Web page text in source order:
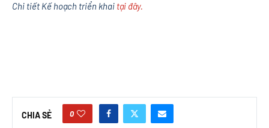
Chi tiết Kế hoạch triển khai tại đây.
CHIA SẺ 0